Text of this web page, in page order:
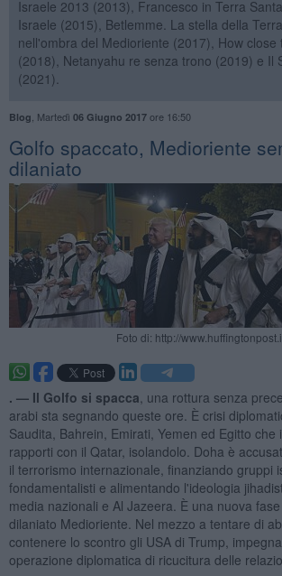
Israele 2013 (2013), Francesco in Terra
Israele (2015), Betlemme. La stella della
nell'ombra del Medioriente (2017), How close
(2018), Netanyahu re senza trono (2019) e Il
(2021).
Blog Martedì 06 Giugno 2017ore 16:50
Golfo spaccato, Medioriente
dilaniato
Foto di: http://
. — Il Golfo si spacca , una rottura senza
arabi sta segnando queste ore. È crisi
Saudita, Bahrein, Emirati, Yemen ed Egitto che
rapporti con il Qatar, isolandolo. Doha è
il terrorismo internazionale, finanziando gruppi
fondamentalisti e alimentando l'ideologia
media nazionali e Al Jazeera. È una nuova
dilaniato Medioriente. Nel mezzo a tentare di
contenere lo scontro gli USA di Trump,
operazione diplomatica di ricucitura delle